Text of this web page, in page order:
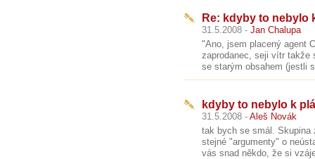
Re: kdyby to nebylo
31.5.2008 - Jan Chalupa
"Ano, jsem placený agent
zaprodanec, seji vítr takže
se starým obsahem (jestli
kdyby to nebylo k
31.5.2008 - Aleš Novák
tak bych se smál. Skupina
stejné "argumenty" o
vás snad někdo, že si